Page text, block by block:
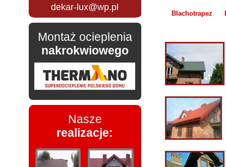
dekar-lux@wp.pl
Montaż ocieplenia
nakrokwiowego
Nasze
realizacje:
Blachotrapez